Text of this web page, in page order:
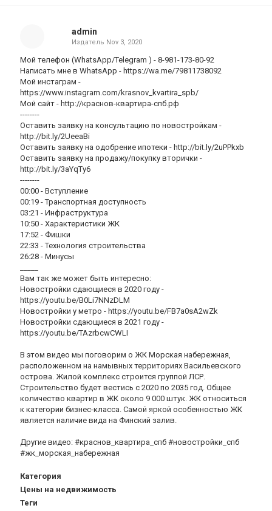
admin
Издатель Nov 3, 2020
Мой телефон (WhatsApp/Telegram ) - 8-981-173-80-92
Написать мне в WhatsApp - https://wa.me/79811738092
Мой инстаграм -
https://www.instagram.com/krasnov_kvartira_spb/
Мой сайт - http://краснов-квартира-спб.рф
--------
Оставить заявку на консультацию по новостройкам -
http://bit.ly/2UeeaBi
Оставить заявку на одобрение ипотеки - http://bit.ly/2uPPkxb
Оставить заявку на продажу/покупку вторички -
http://bit.ly/3aYqTy6
--------
00:00 - Вступление
00:19 - Транспортная доступность
03:21 - Инфраструктура
10:50 - Характеристики ЖК
17:52 - Фишки
22:33 - Технология строительства
26:28 - Минусы
Вам так же может быть интересно:
Новостройки сдающиеся в 2020 году -
https://youtu.be/B0Li7NNzDLM
Новостройки у метро - https://youtu.be/FB7a0sA2wZk
Новостройки сдающиеся в 2021 году -
https://youtu.be/TAzrbcwCWLI
В этом видео мы поговорим о ЖК Морская набережная,
расположенном на намывных территориях Васильевского
острова. Жилой комплекс строится группой ЛСР.
Строительство будет вестись с 2020 по 2035 год. Общее
количество квартир в ЖК около 9 000 штук. ЖК относиться
к категории бизнес-класса. Самой яркой особенностью ЖК
является наличие вида на Финский залив.
Другие видео: #краснов_квартира_спб #новостройки_спб
#жк_морская_набережная
Категория
Цены на недвижимость
Теги